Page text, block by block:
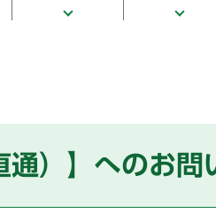
通）】へのお問